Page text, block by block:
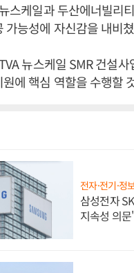
스케일과 두산에너빌리
가능성에 자신감을 내비
뉴스케일 SMR 건설
에 핵심 역할을 수행할
전자·전기·정
삼성전자
지속성 의